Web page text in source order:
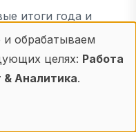
итоги года и
бывшей сочинской
обрабатываем
целях: Работа
Аналитика.